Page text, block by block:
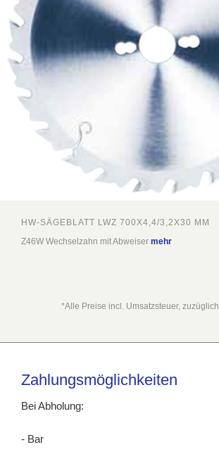
HW-SÄGEBLATT LWZ 700X4,4/3,2X30 MM
Z46W Wechselzahn mit Abweiser mehr
*Alle Preise incl. Umsatzsteuer, zuzüglich
Zahlungsmöglichkeiten
Bei Abholung:
- Bar